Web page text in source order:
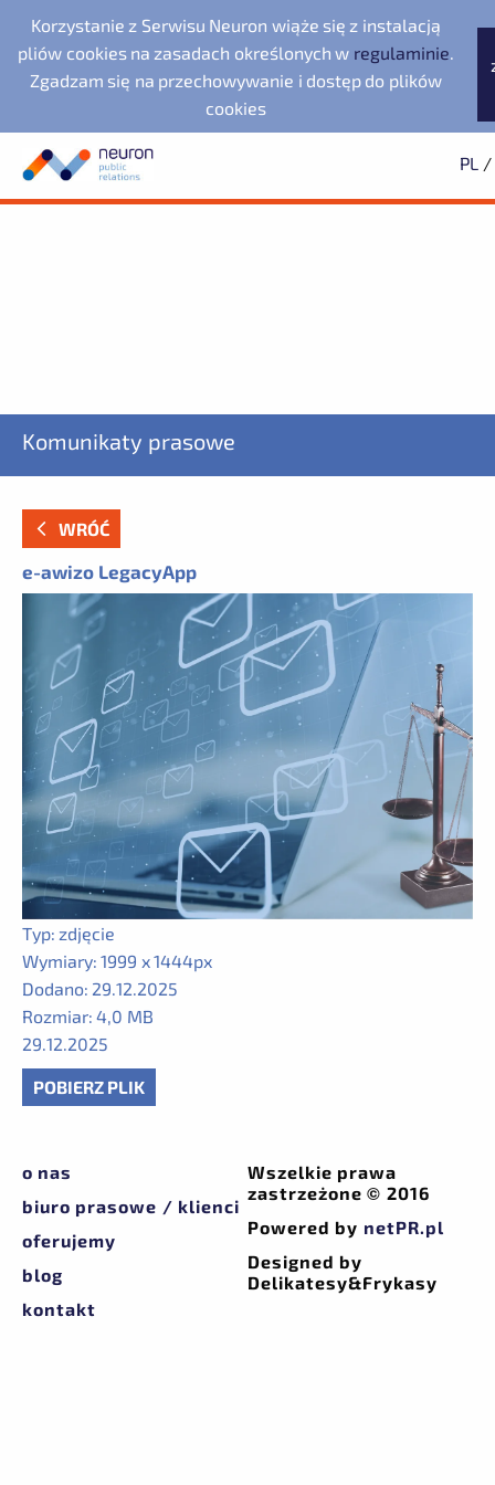
Korzystanie z Serwisu Neuron wiąże się z instalacją
pliów cookies na zasadach określonych w regulaminie.
Zgadzam się na przechowywanie i dostęp do plików
cookies
PL /
Biuro prasowe
Neuron Agencja Public
Evernex Polska
Komunikaty prasowe
WRÓĆ
e-awizo LegacyApp
Typ: zdjęcie
Wymiary: 1999 x 1444px
Dodano: 29.12.2025
Rozmiar: 4,0 MB
29.12.2025
POBIERZ PLIK
o nas
biuro prasowe / klienci
oferujemy
blog
kontakt
Wszelkie prawa
zastrzeżone © 2016
Powered by netPR.pl
Designed by
Delikatesy&Frykasy